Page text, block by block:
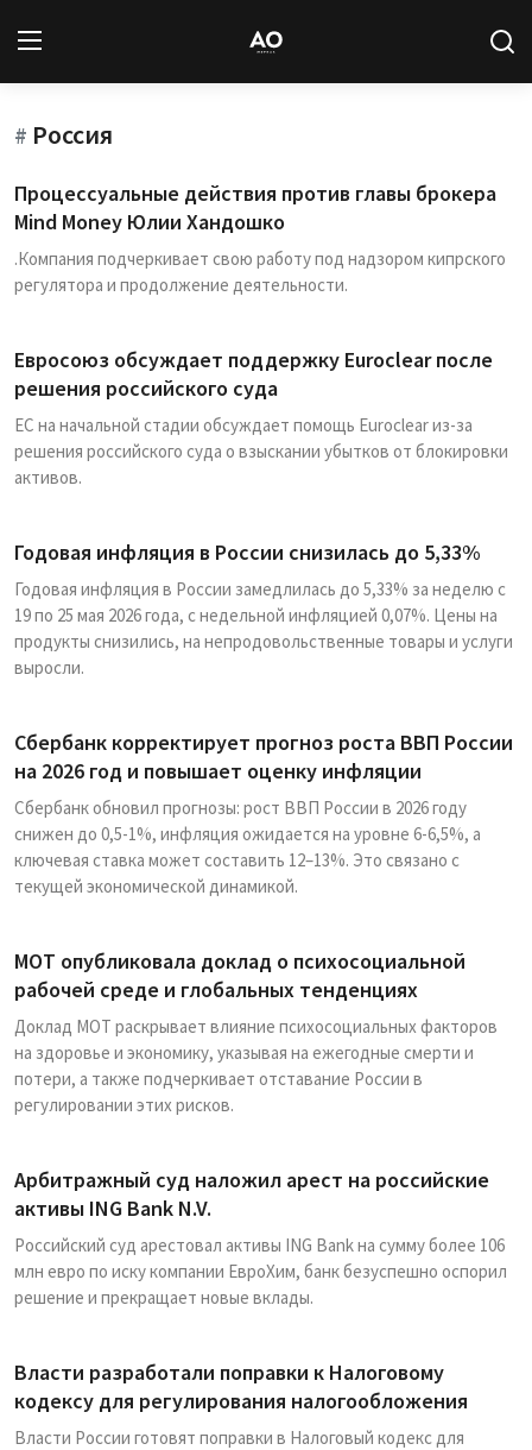
Вход
Новости
Статьи
Архив
База знаний
# Россия
Процессуальные действия против главы брокера
Mind Money Юлии Хандошко
.Компания подчеркивает свою работу под надзором кипрского
регулятора и продолжение деятельности.
Евросоюз обсуждает поддержку Euroclear после
решения российского суда
ЕС на начальной стадии обсуждает помощь Euroclear из-за
решения российского суда о взыскании убытков от блокировки
активов.
Годовая инфляция в России снизилась до 5,33%
Годовая инфляция в России замедлилась до 5,33% за неделю с
19 по 25 мая 2026 года, с недельной инфляцией 0,07%. Цены на
продукты снизились, на непродовольственные товары и услуги
выросли.
Сбербанк корректирует прогноз роста ВВП России
на 2026 год и повышает оценку инфляции
Сбербанк обновил прогнозы: рост ВВП России в 2026 году
снижен до 0,5-1%, инфляция ожидается на уровне 6-6,5%, а
ключевая ставка может составить 12–13%. Это связано с
текущей экономической динамикой.
МОТ опубликовала доклад о психосоциальной
рабочей среде и глобальных тенденциях
Доклад МОТ раскрывает влияние психосоциальных факторов
на здоровье и экономику, указывая на ежегодные смерти и
потери, а также подчеркивает отставание России в
регулировании этих рисков.
Арбитражный суд наложил арест на российские
активы ING Bank N.V.
Российский суд арестовал активы ING Bank на сумму более 106
млн евро по иску компании ЕвроХим, банк безуспешно оспорил
решение и прекращает новые вклады.
Власти разработали поправки к Налоговому
кодексу для регулирования налогообложения
Власти России готовят поправки в Налоговый кодекс для